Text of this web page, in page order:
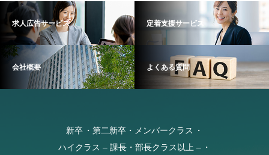
求人広告サービス 定着支援サービス
会社概要 よくある質問
新卒
第二新卒・メンバークラス
ハイクラス – 課長・部長クラス以上 –